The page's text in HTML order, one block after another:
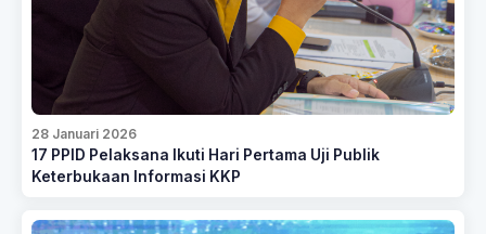
28 Januari 2026
17 PPID Pelaksana Ikuti Hari Pertama Uji Publik
Keterbukaan Informasi KKP